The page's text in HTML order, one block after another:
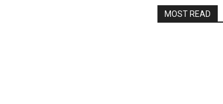
MOST READ